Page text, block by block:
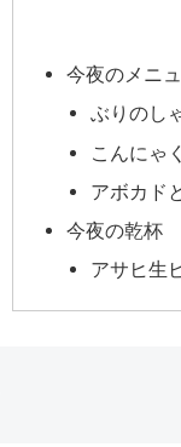
今夜のメニ
ぶりのし
こんにゃ
アボカド
今夜の乾杯
アサヒ生